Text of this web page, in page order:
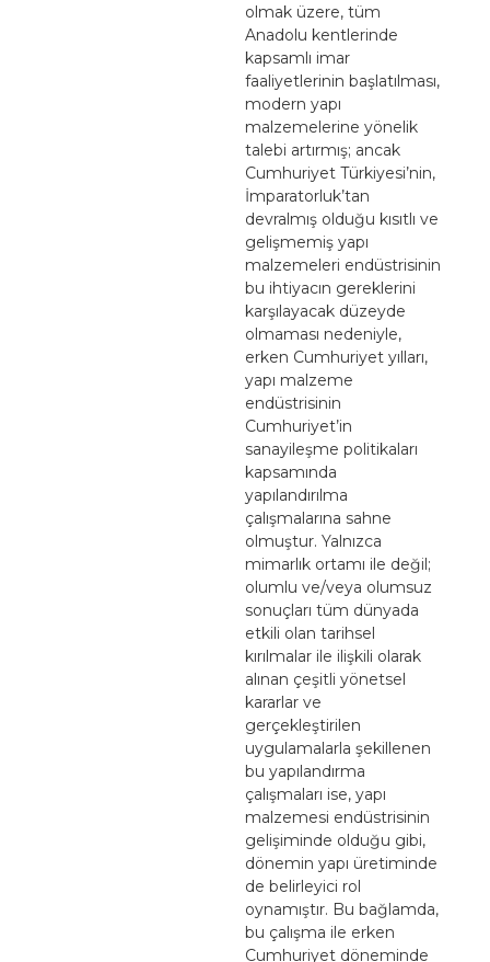
olmak üzere, tüm
Anadolu kentlerinde
kapsamlı imar
faaliyetlerinin başlatılması,
modern yapı
malzemelerine yönelik
talebi artırmış; ancak
Cumhuriyet Türkiyesi’nin,
İmparatorluk’tan
devralmış olduğu kısıtlı ve
gelişmemiş yapı
malzemeleri endüstrisinin
bu ihtiyacın gereklerini
karşılayacak düzeyde
olmaması nedeniyle,
erken Cumhuriyet yılları,
yapı malzeme
endüstrisinin
Cumhuriyet’in
sanayileşme politikaları
kapsamında
yapılandırılma
çalışmalarına sahne
olmuştur. Yalnızca
mimarlık ortamı ile değil;
olumlu ve/veya olumsuz
sonuçları tüm dünyada
etkili olan tarihsel
kırılmalar ile ilişkili olarak
alınan çeşitli yönetsel
kararlar ve
gerçekleştirilen
uygulamalarla şekillenen
bu yapılandırma
çalışmaları ise, yapı
malzemesi endüstrisinin
gelişiminde olduğu gibi,
dönemin yapı üretiminde
de belirleyici rol
oynamıştır. Bu bağlamda,
bu çalışma ile erken
Cumhuriyet döneminde